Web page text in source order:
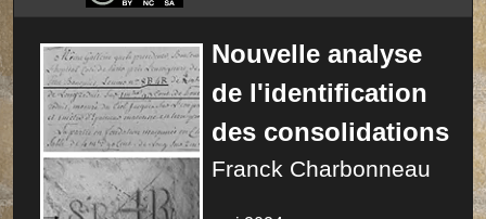
Nouvelle analyse
de l'identification
des consolidations
Franck Charbonneau